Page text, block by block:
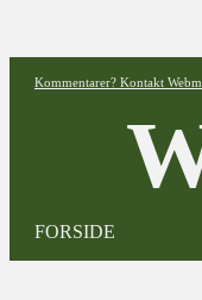
Kommentarer? Kontakt
FORSIDE